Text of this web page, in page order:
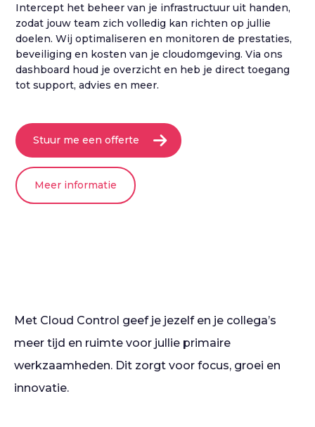
Intercept het beheer van je infrastructuur uit handen,
zodat jouw team zich volledig kan richten op jullie
doelen. Wij optimaliseren en monitoren de prestaties,
beveiliging en kosten van je cloudomgeving. Via ons
dashboard houd je overzicht en heb je direct toegang
tot support, advies en meer.
Stuur me een offerte
Meer informatie
Met Cloud Control geef je jezelf en je collega’s
meer tijd en ruimte voor jullie primaire
werkzaamheden. Dit zorgt voor focus, groei en
innovatie.